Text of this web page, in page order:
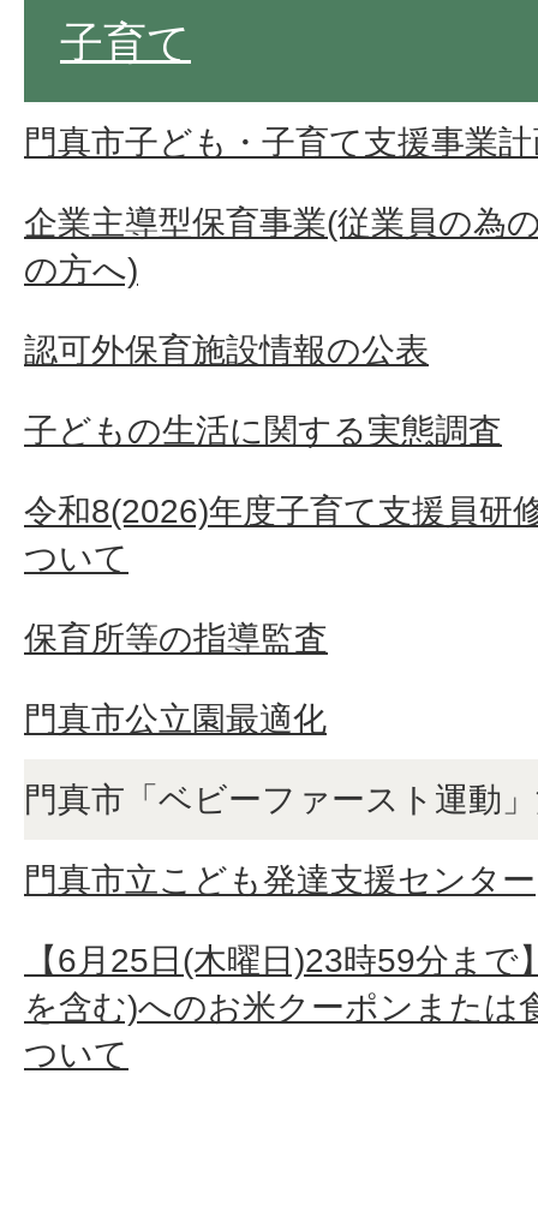
子育て
門真市子ども・子育て支援事業
企業主導型保育事業(従業員の為
の方へ)
認可外保育施設情報の公表
子どもの生活に関する実態調査
令和8(2026)年度子育て支援員研
ついて
保育所等の指導監査
門真市公立園最適化
門真市「ベビーファースト運動
門真市立こども発達支援センター
【6月25日(木曜日)23時59分ま
を含む)へのお米クーポンまたは
ついて